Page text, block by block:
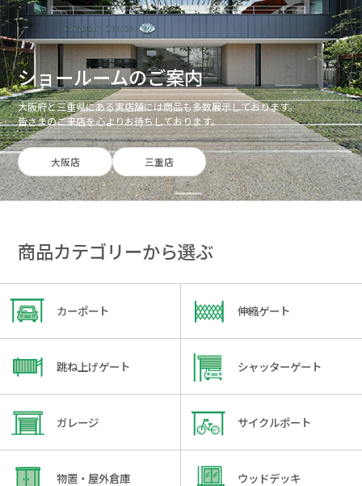
ショールームのご案内
大阪府と三重県にある実店舗には商品も多数展示しております。
皆さまのご来店を心よりお待ちしております。
大阪店 三重店
商品カテゴリーから選ぶ
カーポート 伸縮ゲート
跳ね上げゲート シャッターゲート
ガレージ サイクルポート
物置・屋外倉庫 ウッドデッキ